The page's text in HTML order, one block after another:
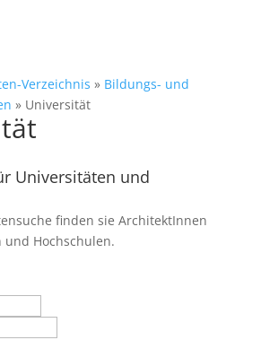
Verzeichnis » Bildungs- und
» Universität
Universitäten und
finden sie ArchitektInnen
Hochschulen.